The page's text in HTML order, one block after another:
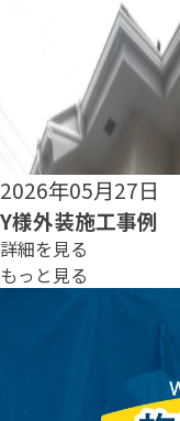
2026年05月25日
S様外装施工事例
詳細を見る
もっと見る